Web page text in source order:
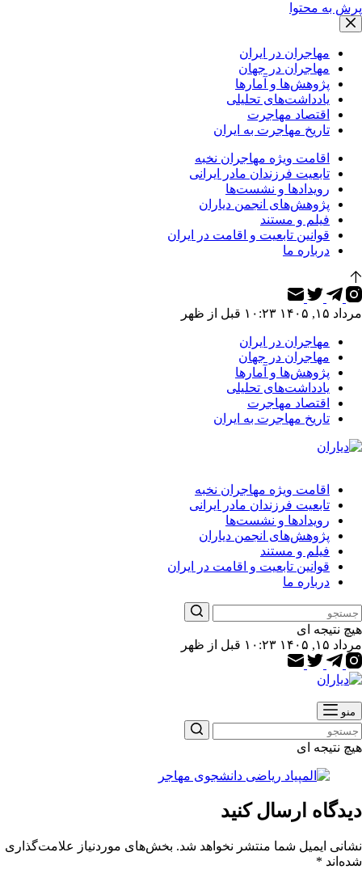
پرش به محتوا
مهاجران در ایران
مهاجران در جهان
پژوهش‌ها و آمارها
یادداشت‌های تحلیلی
اقتصاد مهاجرت
تاریخ مهاجرت به ایران
اقامت ویژه مهاجران نخبه
تابعیت فرزندان مادر ایرانی
رویدادها و نشست‌ها
پژوهش‌های انجمن دیاران
فیلم و مستند
قوانین تابعیت و اقامت در ایران
درباره ما
مرداد ۱۵, ۱۴۰۵ ۱۰:۲۳ قبل از ظهر
مهاجران در ایران
مهاجران در جهان
پژوهش‌ها و آمارها
یادداشت‌های تحلیلی
اقتصاد مهاجرت
تاریخ مهاجرت به ایران
اقامت ویژه مهاجران نخبه
تابعیت فرزندان مادر ایرانی
رویدادها و نشست‌ها
پژوهش‌های انجمن دیاران
فیلم و مستند
قوانین تابعیت و اقامت در ایران
درباره ما
هیچ نتیجه ای
مرداد ۱۵, ۱۴۰۵ ۱۰:۲۳ قبل از ظهر
منو
هیچ نتیجه ای
دیدگاه ارسال کنید
نشانی ایمیل شما منتشر نخواهد شد. بخش‌های موردنیاز علامت‌گذاری
شده‌اند *